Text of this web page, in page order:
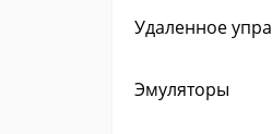
Удаленное
Эмуляторы
06 июня 2022